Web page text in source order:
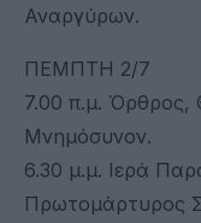
Αναργύρων.
ΠΕΜΠΤΗ 2/7
7.00 π.μ. Όρθρος,
Μνημόσυνον.
6.30 μ.μ. Ιερά
Πρωτομάρτυρος